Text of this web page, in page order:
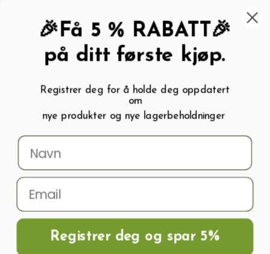
My wishlist ( 0
Menu Søk Logg inn Handlevogn
Hjem
Gjødsel for jordbær og bærbusker 900g SCHULTZ
🎉Få 5 % RABATT🎉
på ditt første kjøp.
Registrer deg for å holde deg oppdatert
om
nye produkter og nye lagerbeholdninger
Registrer deg og spar 5%